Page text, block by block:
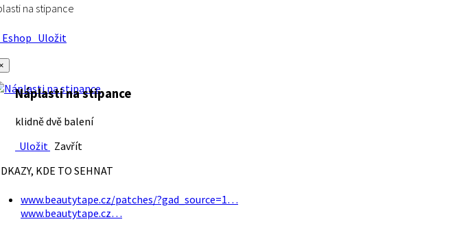
na stipance
Uložit
Náplasti na stipance
klidně dvě balení
Uložit Zavřít
KDE TO SEHNAT
www.beautytape.cz/patches/?gad_source=1…
www.beautytape.cz…